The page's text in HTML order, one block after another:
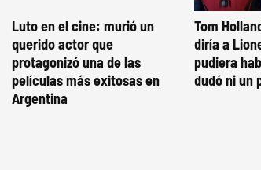
Luto en el cine: murió un
querido actor que
protagonizó una de las
películas más exitosas en
Argentina
Tom
diría a
pudiera
dudó ni un